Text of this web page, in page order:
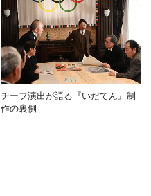
チーフ演出が語る『いだてん』制
作の裏側